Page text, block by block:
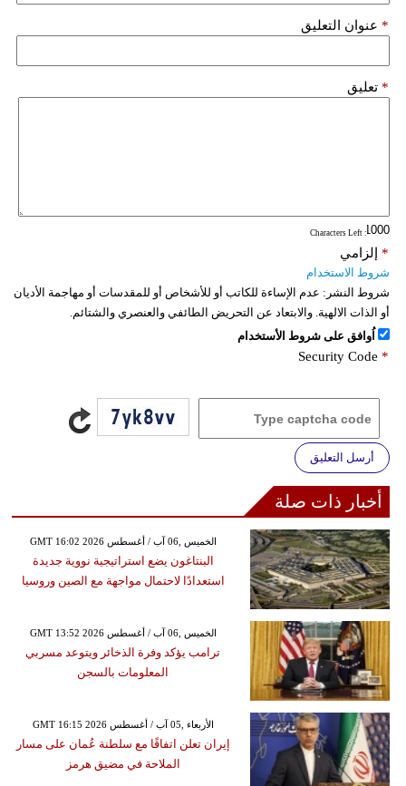
عنوان التعليق *
تعليق *
: Characters Left
إلزامي *
شروط الاستخدام
شروط النشر: عدم الإساءة للكاتب أو للأشخاص أو للمقدسات أو مهاجمة الأديان
أو الذات الالهية. والابتعاد عن التحريض الطائفي والعنصري والشتائم.
اُوافق على شروط الأستخدام
Security Code *
أرسل التعليق
أخبار ذات صلة
GMT 16:02 2026 الخميس ,06 آب / أغسطس
البنتاغون يضع استراتيجية نووية جديدة
استعدادًا لاحتمال مواجهة مع الصين وروسيا
GMT 13:52 2026 الخميس ,06 آب / أغسطس
ترامب يؤكد وفرة الذخائر ويتوعد مسربي
المعلومات بالسجن
GMT 16:15 2026 الأربعاء ,05 آب / أغسطس
إيران تعلن اتفاقًا مع سلطنة عُمان على مسار
الملاحة في مضيق هرمز